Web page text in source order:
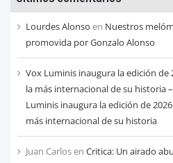
de
cada
mes
Lourdes Alonso en Nuestros
promovida por Gonzalo Alonso
Vox Luminis inaugura la edición de
la más internacional de su historia
Luminis inaugura la edición de
más internacional de su historia
Juan Carlosen Critica: Un airado